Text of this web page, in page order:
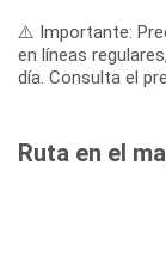
⚠️ Importante:
en líneas
día. Consulta el
Ruta en el